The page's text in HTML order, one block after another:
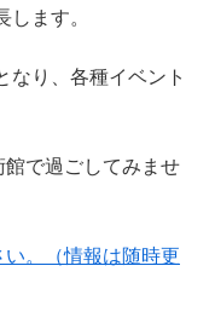
ます。
なり、各種イベント
で過ごしてみませ
。（情報は随時更